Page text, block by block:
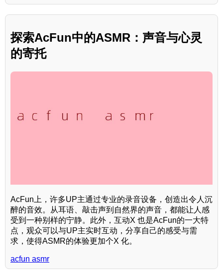
探索AcFun中的ASMR：声音与心灵
的寄托
AcFun上，许多UP主通过专业的录音设备，创造出令人沉
醉的音效。从耳语、敲击声到自然界的声音，都能让人感
受到一种别样的宁静。此外，互动X 也是AcFun的一大特
点，观众可以与UP主实时互动，分享自己的感受与需
求，使得ASMR的体验更加个X 化。
acfun asmr